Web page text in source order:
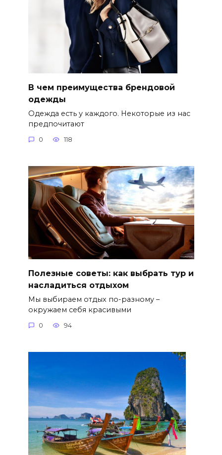
В чем преимущества брендовой
одежды
Одежда есть у каждого. Некоторые из нас
предпочитают
0 118
Полезные советы: как выбрать тур и
насладиться отдыхом
Мы выбираем отдых по-разному –
окружаем себя красивыми
0 94